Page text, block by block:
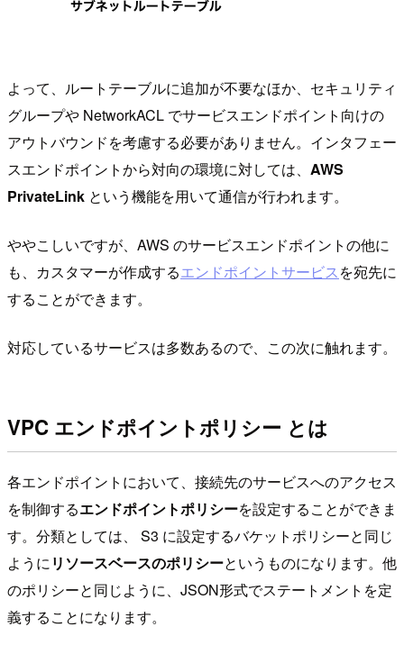
よって、ルートテーブルに追加が不要なほか、セキュリティ
グループや NetworkACL でサービスエンドポイント向けの
アウトバウンドを考慮する必要がありません。インタフェー
スエンドポイントから対向の環境に対しては、 AWS
PrivateLink という機能を用いて通信が行われます。
ややこしいですが、AWS のサービスエンドポイントの他に
も、カスタマーが作成するエンドポイントサービスを宛先に
することができます。
対応しているサービスは多数あるので、この次に触れます。
VPC エンドポイントポリシー とは
各エンドポイントにおいて、接続先のサービスへのアクセス
を制御するエンドポイントポリシーを設定することができま
す。分類としては、 S3 に設定するバケットポリシーと同じ
ようにリソースベースのポリシーというものになります。他
のポリシーと同じように、JSON形式でステートメントを定
義することになります。